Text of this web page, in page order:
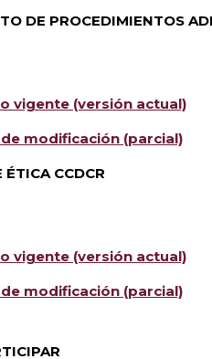
DE PROCEDIMIENTOS
vigente (versión actual)
modificación (parcial)
ÉTICA CCDCR
vigente (versión actual)
modificación (parcial)